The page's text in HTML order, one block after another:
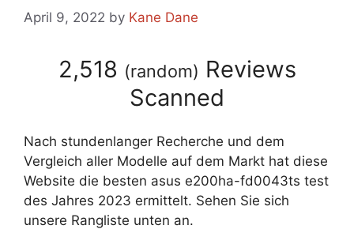
April 9, 2022 by Kane Dane
2,518 (random) Reviews
Scanned
Nach stundenlanger Recherche und dem
Vergleich aller Modelle auf dem Markt hat diese
Website die besten asus e200ha-fd0043ts test
des Jahres 2023 ermittelt. Sehen Sie sich
unsere Rangliste unten an.